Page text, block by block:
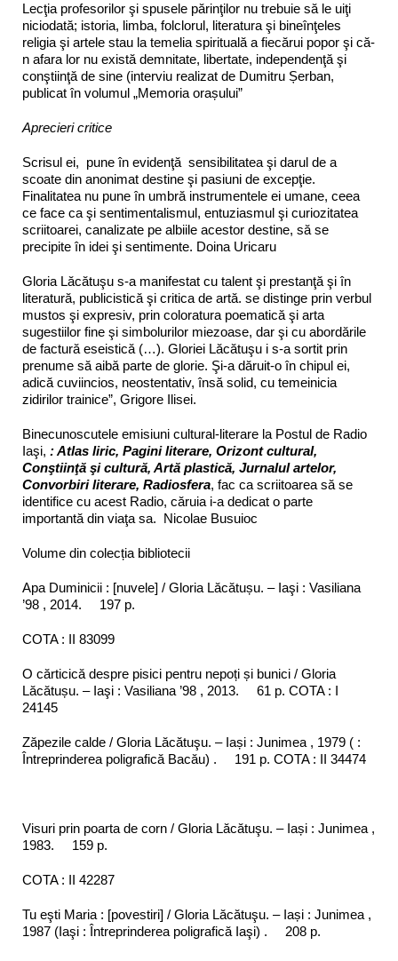
Lecţia profesorilor şi spusele părinţilor nu trebuie să le uiţi
niciodată; istoria, limba, folclorul, literatura şi bineînţeles
religia şi artele stau la temelia spirituală a fiecărui popor şi că-
n afara lor nu există demnitate, libertate, independenţă şi
conştiinţă de sine (interviu realizat de Dumitru Șerban,
publicat în volumul „Memoria orașului”
Aprecieri critice
Scrisul ei, pune în evidenţă sensibilitatea şi darul de a
scoate din anonimat destine şi pasiuni de excepţie.
Finalitatea nu pune în umbră instrumentele ei umane, ceea
ce face ca şi sentimentalismul, entuziasmul şi curiozitatea
scriitoarei, canalizate pe albiile acestor destine, să se
precipite în idei şi sentimente. Doina Uricaru
Gloria Lăcătuşu s-a manifestat cu talent şi prestanţă şi în
literatură, publicistică şi critica de artă. se distinge prin verbul
mustos şi expresiv, prin coloratura poematică şi arta
sugestiilor fine şi simbolurilor miezoase, dar şi cu abordările
de factură eseistică (…). Gloriei Lăcătuşu i s-a sortit prin
prenume să aibă parte de glorie. Şi-a dăruit-o în chipul ei,
adică cuviincios, neostentativ, însă solid, cu temeinicia
zidirilor trainice”, Grigore Ilisei.
Binecunoscutele emisiuni cultural-literare la Postul de Radio
Iaşi, : Atlas liric, Pagini literare, Orizont cultural,
Conştiinţă şi cultură, Artă plastică, Jurnalul artelor,
Convorbiri literare, Radiosfera, fac ca scriitoarea să se
identifice cu acest Radio, căruia i-a dedicat o parte
importantă din viaţa sa. Nicolae Busuioc
Volume din colecția bibliotecii
Apa Duminicii : [nuvele] / Gloria Lăcătușu. – Iaşi : Vasiliana
’98 , 2014. 197 p.
COTA : II 83099
O cărticică despre pisici pentru nepoți și bunici / Gloria
Lăcătușu. – Iaşi : Vasiliana ’98 , 2013. 61 p. COTA : I
24145
Zăpezile calde / Gloria Lăcătuşu. – Iași : Junimea , 1979 ( :
Întreprinderea poligrafică Bacău) . 191 p. COTA : II 34474
Visuri prin poarta de corn / Gloria Lăcătuşu. – Iași : Junimea ,
1983. 159 p.
COTA : II 42287
Tu eşti Maria : [povestiri] / Gloria Lăcătuşu. – Iași : Junimea ,
1987 (Iaşi : Întreprinderea poligrafică Iaşi) . 208 p.